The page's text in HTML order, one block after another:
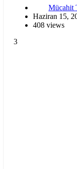
Mücahit
Haziran 15,
408 views
3